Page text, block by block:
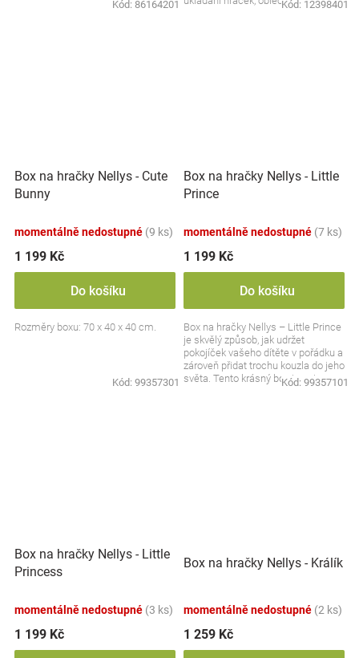
Kód: 86164201 Kód: 12398401
Box na hračky Nellys - Cute
Bunny
momentálně nedostupné (9 ks)
1 199 Kč
Do košíku
Rozměry boxu: 70 x 40 x 40 cm.
Kód: 99357301
Box na hračky Nellys - Little
Prince
momentálně nedostupné (7 ks)
1 199 Kč
Do košíku
Box na hračky Nellys – Little Prince
je skvělý způsob, jak udržet
pokojíček vašeho dítěte v pořádku a
zároveň přidat trochu kouzla do jeho
světa. Tento krásný box je nejen...
Kód: 99357101
Box na hračky Nellys - Little
Princess
momentálně nedostupné (3 ks)
1 199 Kč
Box na hračky Nellys - Králík
momentálně nedostupné (2 ks)
1 259 Kč